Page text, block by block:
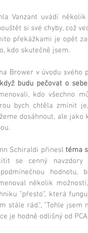
Vanzant uvádí několik
si své chyby, což
překážkami je opět
kdo skutečně jsem.
Brower v úvodu
když budu pečovat o
kdo všechno
bych chtěla zmínit
dosáhnout, ale
Schiraldi přinesl téma
se cenný navzdory
několik
"přesto", která
stále rád.", "Tohle jsem
je hodně odlišný od